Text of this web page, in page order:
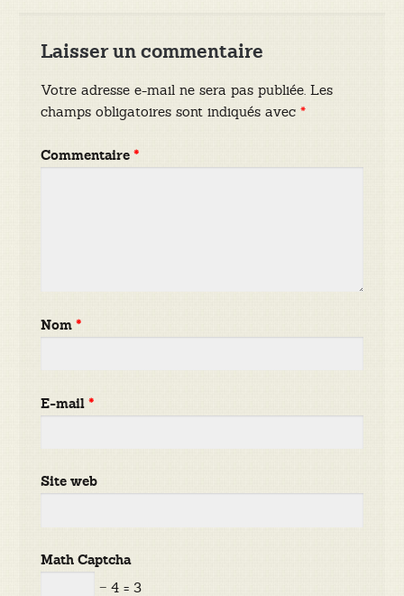
Laisser un commentaire
Votre adresse e-mail ne sera pas publiée. Les
champs obligatoires sont indiqués avec*
Commentaire*
Nom*
E-mail*
Site web
Math Captcha
− 4 = 3